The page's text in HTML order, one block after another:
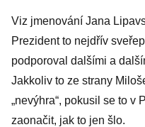
Viz jmenování Jana
Prezident to nejdřív
podporoval dalšími a
Jakkoliv to ze strany
„nevýhra“, pokusil se to v
zaonačit, jak to jen šlo.